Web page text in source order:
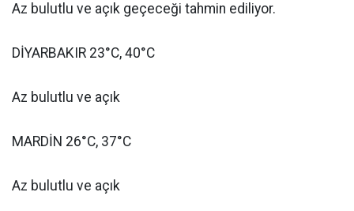
Az bulutlu ve açık geçeceği tahmin ediliyor.
DİYARBAKIR 23°C, 40°C
Az bulutlu ve açık
MARDİN 26°C, 37°C
Az bulutlu ve açık